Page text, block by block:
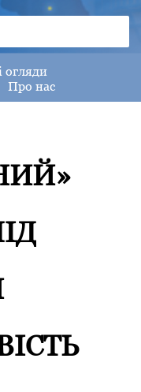
огляди
Про нас